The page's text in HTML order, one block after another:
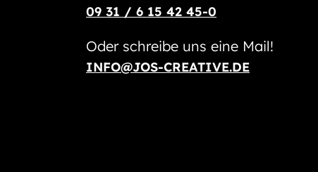
09 31 / 6 15 42 45-0
Oder schreibe uns eine Mail!
INFO@JOS-CREATIVE.DE